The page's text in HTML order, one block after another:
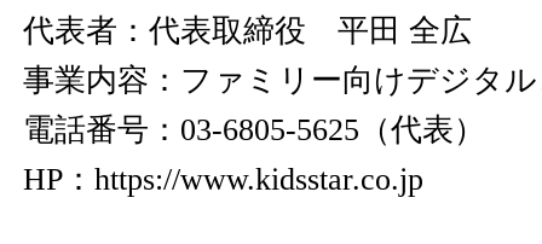
代表者：代表取締役 平田 全広
事業内容：ファミリー向けデジタ
電話番号：03-6805-5625（代表）
HP： https://www.kidsstar.co.jp